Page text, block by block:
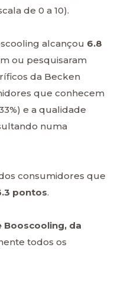
de 0 a 10).
alcançou 6.8
ou pesquisaram
da Becken
que conhecem
e a qualidade
numa
consumidores que
pontos.
Booscooling, da
todos os